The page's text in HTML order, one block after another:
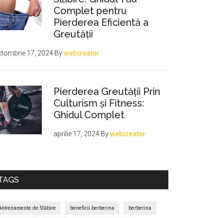
Complet pentru
Pierderea Eficientă a
Greutății
17, 2024 Bywebcreator
Pierderea Greutății Prin
Culturism și Fitness:
Ghidul Complet
aprilie 17, 2024 Bywebcreator
de Slăbire beneficii berberina berberina